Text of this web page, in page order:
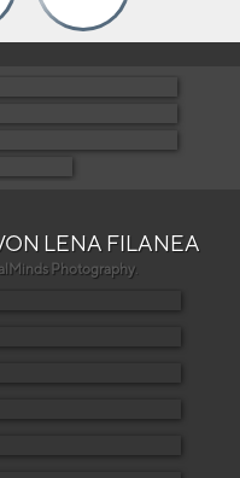
LENA FILANEA
Photography.